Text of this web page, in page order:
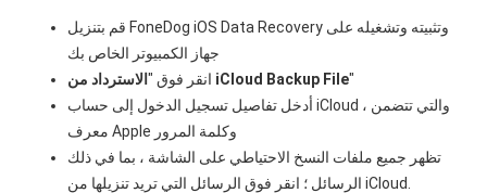
قم بتنزيل FoneDog iOS Data Recovery وتثبيته وتشغيله على
جهاز الكمبيوتر الخاص بك
انقر فوق " الاسترداد من iCloud Backup File"
أدخل تفاصيل تسجيل الدخول إلى حساب iCloud ، والتي تتضمن
معرف Apple وكلمة المرور
تظهر جميع ملفات النسخ الاحتياطي على الشاشة ، بما في ذلك
الرسائل ؛ انقر فوق الرسائل التي تريد تنزيلها من iCloud.